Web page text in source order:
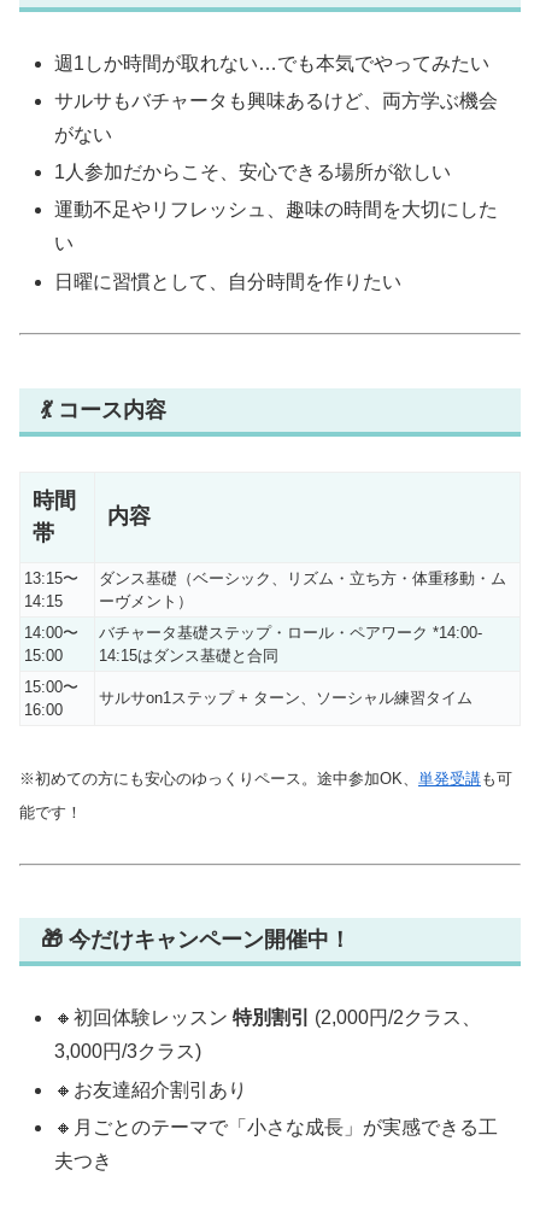
週1しか時間が取れない…でも本気でやってみたい
サルサもバチャータも興味あるけど、両方学ぶ機会
がない
1人参加だからこそ、安心できる場所が欲しい
運動不足やリフレッシュ、趣味の時間を大切にした
い
日曜に習慣として、自分時間を作りたい
💃 コース内容
時間
帯
内容
13:15〜
14:15
ダンス基礎（ベーシック、リズム・立ち方・体重移動・ム
ーヴメント）
14:00〜
15:00
バチャータ基礎ステップ・ロール・ペアワーク *14:00-
14:15はダンス基礎と合同
15:00〜
16:00
サルサon1ステップ + ターン、ソーシャル練習タイム
※初めての方にも安心のゆっくりペース。途中参加OK、 単発受講も可
能です！
🎁 今だけキャンペーン開催中！
🔸初回体験レッスン特別割引 (2,000円/2クラス、
3,000円/3クラス)
🔸お友達紹介割引あり
🔸月ごとのテーマで「小さな成長」が実感できる工
夫つき